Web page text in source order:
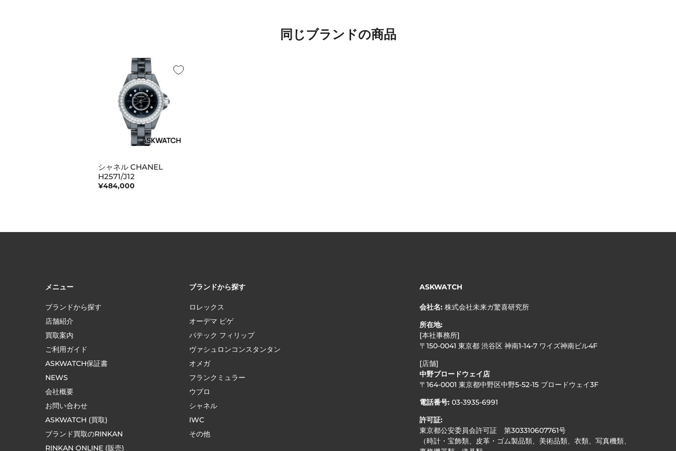
同じブランドの商品
シャネル CHANEL
H2571/J12
¥484,000
メニュー
ブランドから探す
店舗紹介
買取案内
ご利用ガイド
ASKWATCH保証書
NEWS
会社概要
お問い合わせ
ASKWATCH (買取)
ブランド買取のRINKAN
RINKAN ONLINE (販売)
ブランドから探す
ロレックス
オーデマ ピゲ
パテック フィリップ
ヴァシュロンコンスタンタン
オメガ
フランクミュラー
ウブロ
シャネル
IWC
その他
ASKWATCH
会社名: 株式会社未来ガ驚喜研究所
所在地:
[本社事務所]
〒150-0041 東京都 渋谷区 神南1-14-7 ワイズ神南ビル4F
[店舗]
中野ブロードウェイ店
〒164-0001 東京都中野区中野5-52-15 ブロードウェイ3F
電話番号: 03-3935-6991
許可証:
東京都公安委員会許可証 第303310607761号
（時計・宝飾類、皮革・ゴム製品類、美術品類、衣類、写真機類、